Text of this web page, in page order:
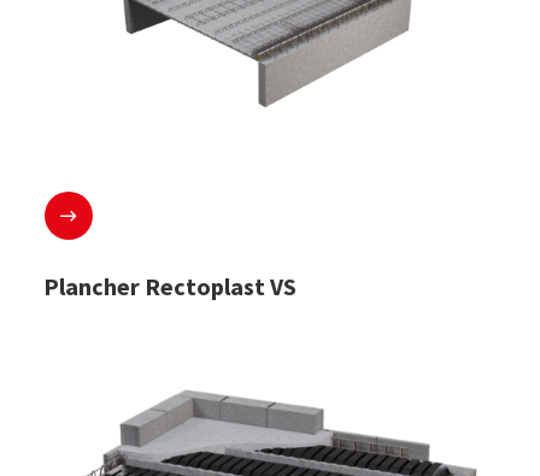
En savoir plus
Plancher Rectoplast VS